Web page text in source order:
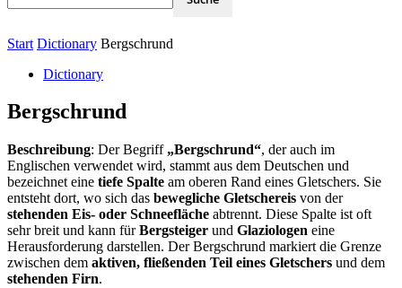
Start Dictionary Bergschrund
Dictionary
Bergschrund
Beschreibung: Der Begriff „Bergschrund“, der auch im
Englischen verwendet wird, stammt aus dem Deutschen und
bezeichnet eine tiefe Spalte am oberen Rand eines Gletschers. Sie
entsteht dort, wo sich das bewegliche Gletschereis von der
stehenden Eis- oder Schneefläche abtrennt. Diese Spalte ist oft
sehr breit und kann fürBergsteiger und Glaziologen eine
Herausforderung darstellen. Der Bergschrund markiert die Grenze
zwischen dem aktiven, fließenden Teil eines Gletschers und dem
stehenden Firn.